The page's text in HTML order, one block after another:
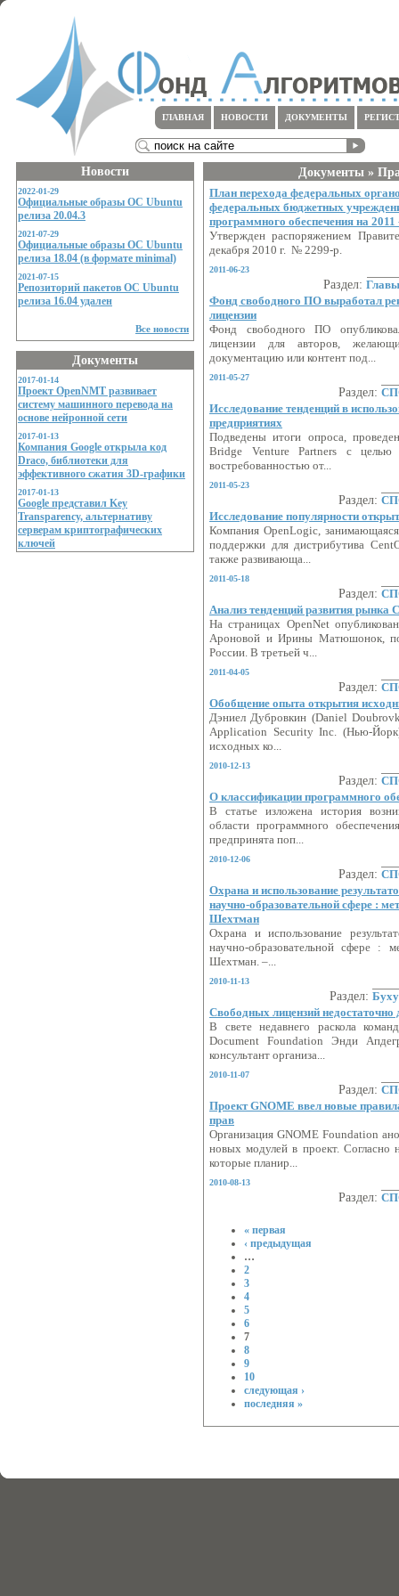
ДОКУМЕНТЫ
НОВОСТИ
ГЛАВНАЯ
Новости
2022-01-29
Официальные образы ОС Ubuntu
релиза 20.04.3
2021-07-29
Официальные образы ОС Ubuntu
релиза 18.04 (в формате minimal)
2021-07-15
Репозиторий пакетов ОС Ubuntu
релиза 16.04 удален
Все новости
Документы
2017-01-14
Проект OpenNMT развивает
систему машинного перевода на
основе нейронной сети
2017-01-13
Компания Google открыла код
Draco, библиотеки для
эффективного сжатия 3D-графики
2017-01-13
Google представил Key
Transparency, альтернативу
серверам криптографических
ключей
Документы »
План перехода федеральных
федеральных бюджетных
программного обеспечения на
Утвержден распоряжением
декабря 2010 г. № 2299-р.
2011-06-23
Раздел:
Фонд свободного ПО выработал
лицензии
Фонд свободного ПО
лицензии для авторов,
документацию или контент под...
2011-05-27
Раздел:
Исследование тенденций в
предприятиях
Подведены итоги опроса,
Bridge Venture Partners с целью
востребованностью от...
2011-05-23
Раздел:
Исследование популярности
Компания OpenLogic,
поддержки для дистрибутива
также развивающа...
2011-05-18
Раздел:
Анализ тенденций развития рынка
На страницах OpenNet
Ароновой и Ирины Матюшонок,
России. В третьей ч...
2011-04-05
Раздел:
Обобщение опыта открытия
Дэниел Дубровкин (Daniel
Application Security Inc. (Нью-
исходных ко...
2010-12-13
Раздел:
О классификации программного
В статье изложена история
области программного
предпринята поп...
2010-12-06
Раздел:
Охрана и использование
научно-образовательной сфере :
Шехтман
Охрана и использование
научно-образовательной сфере
Шехтман. –...
2010-11-13
Раздел:
Свободных лицензий
В свете недавнего раскола
Document Foundation Энди
консультант организа...
2010-11-07
Раздел:
Проект GNOME ввел новые
прав
Организация GNOME Foundation
новых модулей в проект.
которые планир...
2010-08-13
Раздел:
« первая
‹ предыдущая
…
2
3
4
5
6
7
8
9
10
следующая ›
последняя »